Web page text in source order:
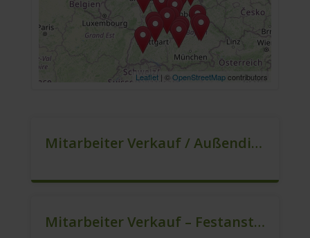
Leaflet | ©OpenStreetMapcontributors
Mitarbeiter Verkauf / Außendienst (m/w/d)
Mitarbeiter Verkauf – Festanstellung (m/w/d)